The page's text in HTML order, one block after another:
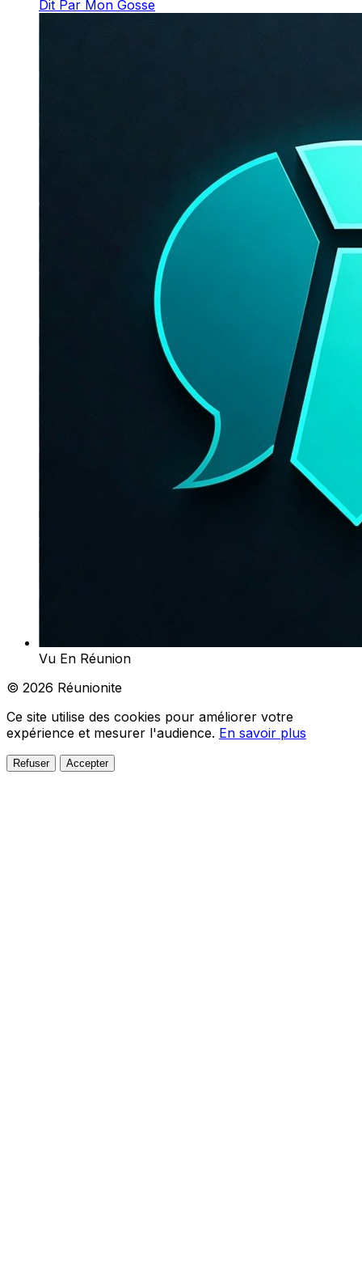
Dit Par Mon Gosse
Vu En Réunion
© 2026 Réunionite
Ce site utilise des cookies pour améliorer votre
expérience et mesurer l'audience. En savoir plus
Refuser Accepter